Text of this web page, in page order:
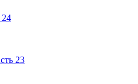
24
23